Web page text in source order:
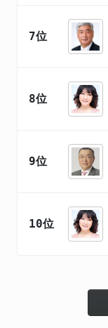
7位
8位
9位
10位